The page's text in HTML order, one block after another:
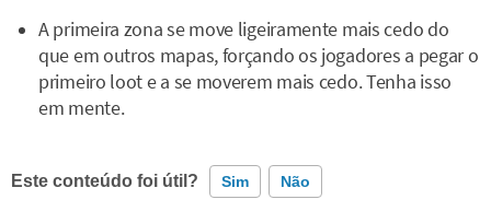
A primeira zona se move ligeiramente mais cedo do
que em outros mapas, forçando os jogadores a pegar o
primeiro loot e a se moverem mais cedo. Tenha isso
em mente.
Este conteúdo foi útil? Sim Não